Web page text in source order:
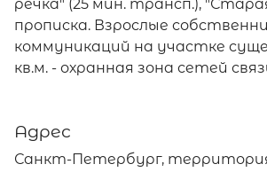
речка" (25 мин. трансп.),
прописка. Взрослые
коммуникаций на участке
кв.м. - охранная зона сетей
Адрес
Санкт-Петербург,